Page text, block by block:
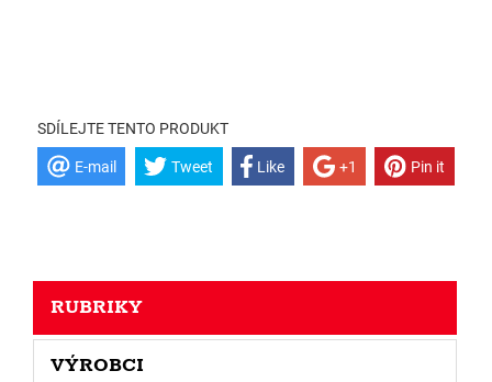
SDÍLEJTE TENTO PRODUKT
E-mail Tweet Like +1 Pin it
RUBRIKY
VÝROBCI